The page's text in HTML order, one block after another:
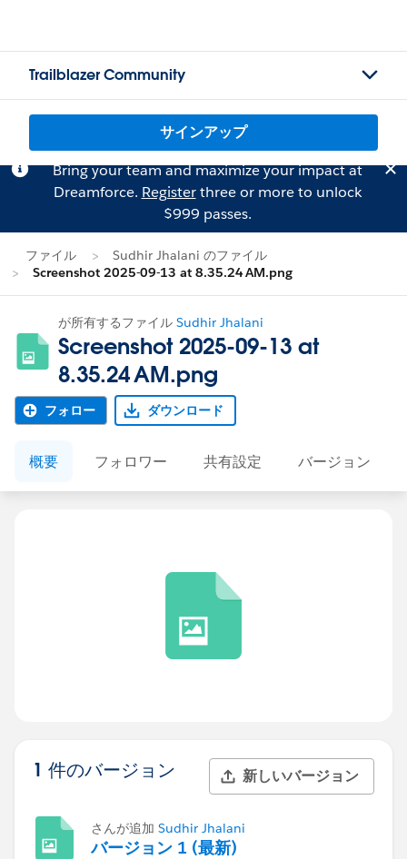
Trailblazer Community
サインアップ
Bring your team and maximize your impact at
Dreamforce. Registerthree or more to unlock
$999 passes.
ファイル
Sudhir Jhalani のファイル
Screenshot 2025-09-13 at 8.35.24 AM.png
が所有するファイル Sudhir Jhalani
Screenshot 2025-09-13 at
8.35.24 AM.png
フォロー ダウンロード
概要 フォロワー 共有設定 バージョン
1 件のバージョン 新しいバージョン
さんが追加 Sudhir Jhalani
バージョン 1 (最新)